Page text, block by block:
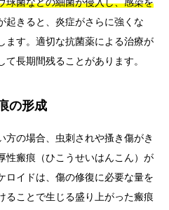
球菌などの細菌が侵入し、感染を
起きると、炎症がさらに強くな
ます。適切な抗菌薬による治療が
長期間残ることがあります。
の形成
方の場合、虫刺されや搔き傷がき
性瘢痕（ひこうせいはんこん）が
ロイドは、傷の修復に必要な量を
ることで生じる盛り上がった瘢痕